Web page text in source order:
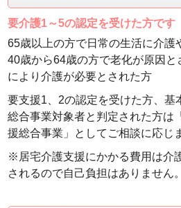
要介護1～5の認定を受けた方です
65歳以上の方で日常の生活に介護
40歳から64歳の方で老化が原因と
により介護が必要とされた方
要支援1、2の認定を受けた方、基
総合事業対象者と判定された方は
援総合事業」としてご相談に応じ
※居宅介護支援にかかる費用は介
されるので自己負担はありません。